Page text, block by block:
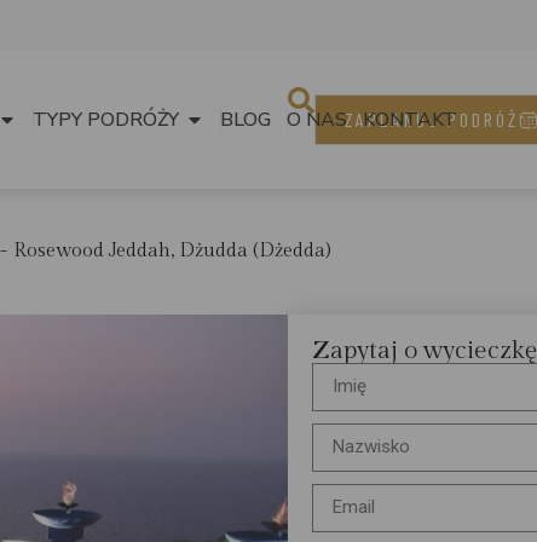
TYPY PODRÓŻY BLOG O NAS KONTAKT
ZAPLANUJ PODRÓŻ
Rosewood Jeddah, Dżudda (Dżedda)
Zapytaj o wycieczkę